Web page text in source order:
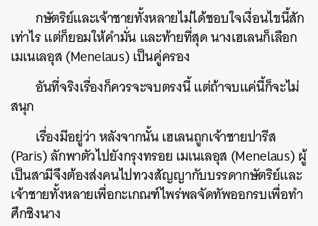
กษัตริย์และเจ้าชายทั้งหลายไม่ได้ชอบใจเงื่อนไขนี้สัก
เท่าไร แต่ก็ยอมให้คำมั่น และท้ายที่สุด นางเฮเลนก็เลือก
เมเนเลอุส (Menelaus) เป็นคู่ครอง
อันที่จริงเรื่องก็ควรจะจบตรงนี้ แต่ถ้าจบแค่นี้ก็จะไม่
สนุก
เรื่องมีอยู่ว่า หลังจากนั้น เฮเลนถูกเจ้าชายปารีส
(Paris) ลักพาตัวไปยังกรุงทรอย เมเนเลอุส (Menelaus) ผู้
เป็นสามีจึงต้องส่งคนไปทวงสัญญากับบรรดากษัตริย์และ
เจ้าชายทั้งหลายเพื่อกะเกณฑ์ไพร่พลจัดทัพออกรบเพื่อทำ
ศึกชิงนาง